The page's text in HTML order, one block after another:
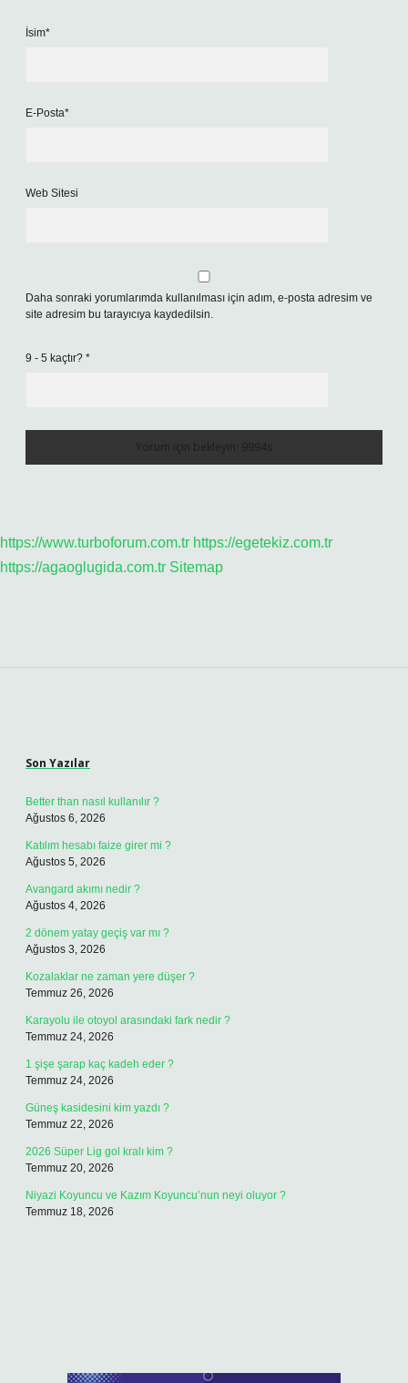
İsim*
E-Posta*
Web Sitesi
Daha sonraki yorumlarımda kullanılması için adım, e-posta adresim ve
site adresim bu tarayıcıya kaydedilsin.
9 - 5 kaçtır? *
https://www.turboforum.com.tr https://egetekiz.com.tr
https://agaoglugida.com.tr Sitemap
Son Yazılar
Better than nasıl kullanılır ?
Ağustos 6, 2026
Katılım hesabı faize girer mi ?
Ağustos 5, 2026
Avangard akımı nedir ?
Ağustos 4, 2026
2 dönem yatay geçiş var mı ?
Ağustos 3, 2026
Kozalaklar ne zaman yere düşer ?
Temmuz 26, 2026
Karayolu ile otoyol arasındaki fark nedir ?
Temmuz 24, 2026
1 şişe şarap kaç kadeh eder ?
Temmuz 24, 2026
Güneş kasidesini kim yazdı ?
Temmuz 22, 2026
2026 Süper Lig gol kralı kim ?
Temmuz 20, 2026
Niyazi Koyuncu ve Kazım Koyuncu’nun neyi oluyor ?
Temmuz 18, 2026